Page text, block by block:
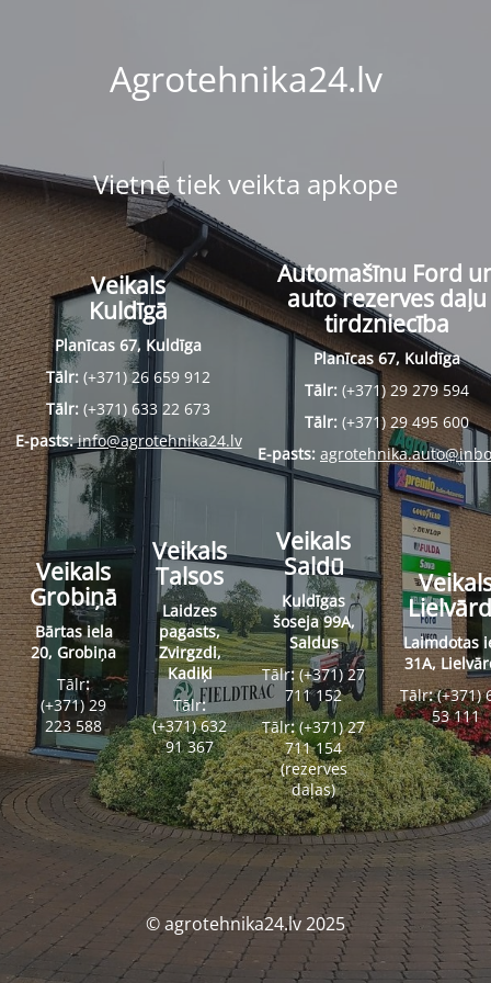
Agrotehnika24.lv
Vietnē tiek veikta apkope
Veikals
Kuldīgā
Planīcas 67, Kuldīga
Tālr: (+371) 26 659 912
Tālr: (+371) 633 22 673
E-pasts:info@agrotehnika24.lv
Automašīnu Ford
auto rezerves daļu
tirdzniecība
Planīcas 67, Kuldīga
Tālr: (+371) 29 279 594
Tālr: (+371) 29 495 600
E-pasts:
Veikals
Grobiņā
Bārtas iela
20, Grobiņa
Tālr:
(+371) 29
223 588
Veikals
Talsos
Laidzes
pagasts,
Zvirgzdi,
Kadiķi
Tālr:
(+371) 632
91 367
Veikals
Saldū
Kuldīgas
šoseja 99A,
Saldus
Tālr:(+371) 27
711 152
Tālr:(+371) 27
711 154
(rezerves
daļas)
Laimdotas
31A,
Tālr:(+371)
53 111
© agrotehnika24.lv 2025